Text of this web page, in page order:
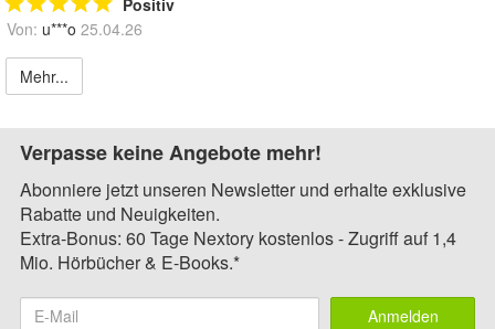
Positiv
Von: u***o 25.04.26
Mehr...
Verpasse keine Angebote mehr!
Abonniere jetzt unseren Newsletter und erhalte exklusive
Rabatte und Neuigkeiten.
Extra-Bonus: 60 Tage Nextory kostenlos - Zugriff auf 1,4
Mio. Hörbücher & E-Books.*
Anmelden